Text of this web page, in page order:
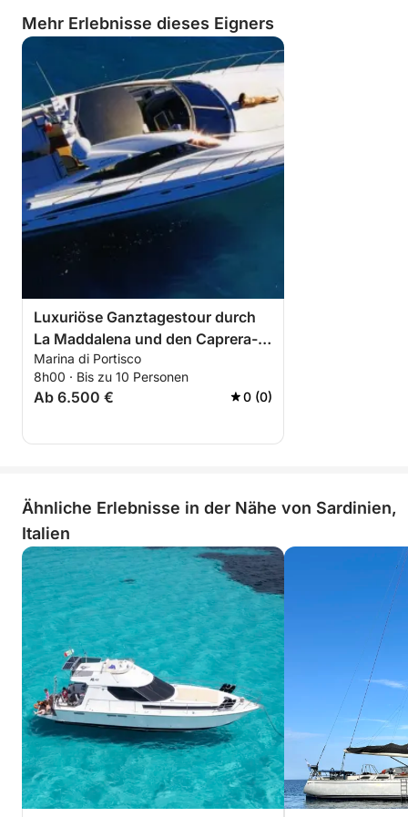
Mehr Erlebnisse dieses Eigners
Luxuriöse Ganztagestour durch
La Maddalena und den Caprera-
Archipel
Marina di Portisco
8h00 · Bis zu 10 Personen
Ab 6.500 € 0 (0)
Ähnliche Erlebnisse in der Nähe von Sardinien,
Italien